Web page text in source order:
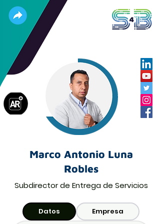
Marco Antonio Luna
Robles
Subdirector de Entrega de Servicios
Datos Empresa